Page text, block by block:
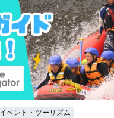
ベント・ツーリズム